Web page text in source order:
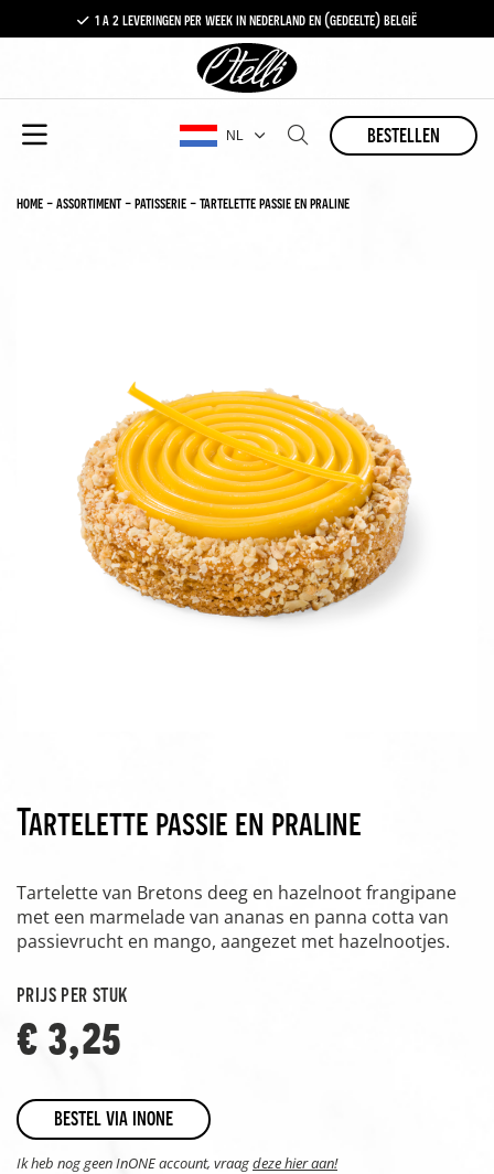
1 a 2 leveringen per week in nederland en (gedeelte) belgië
gratis levering vanaf €100,-
1 a 2 leveringen per week in nederland en (gedeelte) belgië
NL bestellen
home-assortiment-patisserie-tartelette passie en praline
Tartelette passie en praline
Tartelette van Bretons deeg en hazelnoot frangipane
met een marmelade van ananas en panna cotta van
passievrucht en mango, aangezet met hazelnootjes.
prijs per stuk
€ 3,25
bestel via inone
Ik heb nog geen InONE account, vraagdeze hier aan!